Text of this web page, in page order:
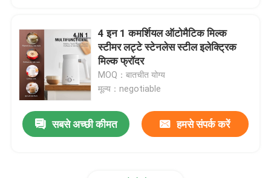
समाचार
सभी मामलों
इलेक्ट्रिक कॉफी ग्राइंडर
4 इन 1 कमर्शियल ऑटोमैटिक मिल्क
स्टीमर लट्टे स्टेनलेस स्टील इलेक्ट्रिक
मिल्क फ्रॉदर
MOQ：बातचीत योग्य
मूल्य：negotiable
सबसे अच्छी कीमत हमसे संपर्क करें